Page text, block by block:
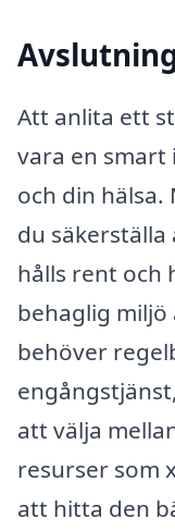
Att anlita ett
vara en
och din hälsa.
du
hålls rent och
behaglig miljö
behöver
att välja
resurser som
att hitta den